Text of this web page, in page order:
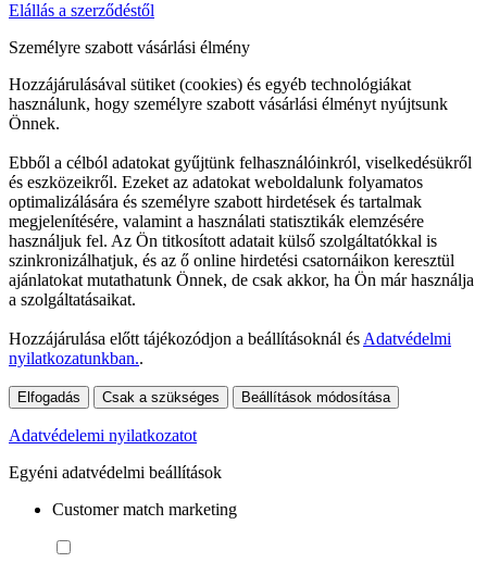
Elállás a szerződéstől
Személyre szabott vásárlási élmény
Hozzájárulásával sütiket (cookies) és egyéb technológiákat
használunk, hogy személyre szabott vásárlási élményt nyújtsunk
Önnek.
Ebből a célból adatokat gyűjtünk felhasználóinkról, viselkedésükről
és eszközeikről. Ezeket az adatokat weboldalunk folyamatos
optimalizálására és személyre szabott hirdetések és tartalmak
megjelenítésére, valamint a használati statisztikák elemzésére
használjuk fel. Az Ön titkosított adatait külső szolgáltatókkal is
szinkronizálhatjuk, és az ő online hirdetési csatornáikon keresztül
ajánlatokat mutathatunk Önnek, de csak akkor, ha Ön már használja
a szolgáltatásaikat.
Hozzájárulása előtt tájékozódjon a beállításoknál és Adatvédelmi
nyilatkozatunkban..
Elfogadás Csak a szükséges Beállítások módosítása
Adatvédelemi nyilatkozatot
Egyéni adatvédelmi beállítások
Customer match marketing